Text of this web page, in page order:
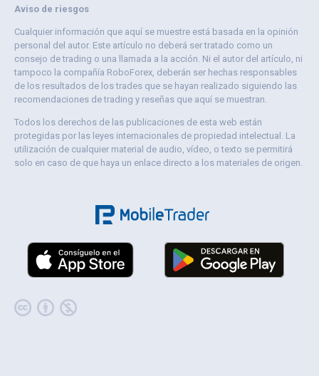
Aviso de riesgos
Cualquier información que aquí se muestre está basada en la opinión
personal del autor. Este artículo no deberá ser tratado como un
consejo de trading o una llamada a la acción. Ni el autor del artículo, ni
tampoco la compañía RoboForex, deberán ser hechas responsables
de los resultados de los trades que se hayan realizado siguiendo las
recomendaciones de trading y reseñas que aquí se muestran.
Todos los derechos de las publicaciones de esta web están
protegidas por las leyes internacionales de propiedad intelectual. La
utilización de cualquier material de audio, vídeo, o texto se permitirá
solo en caso de que haya un enlace directo a los materiales de origen.